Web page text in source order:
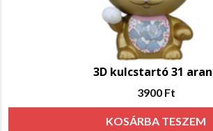
3D kulcstartó 31
3900 Ft
KOSÁRBA TESZEM